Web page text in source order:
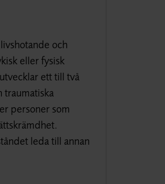
och
eller fysisk
ett till två
traumatiska
personer som
leda till annan